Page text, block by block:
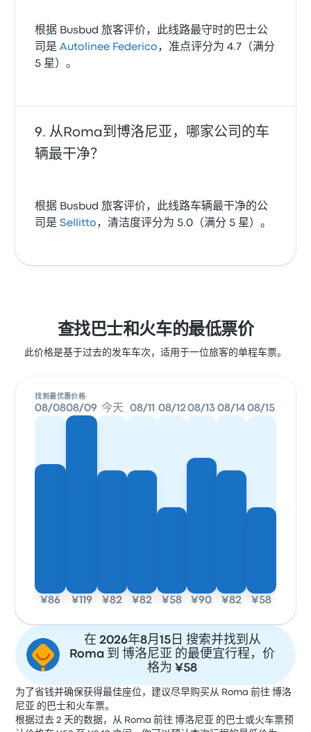
根据 Busbud 旅客评价，此线路最守时的巴士公
司是Autolinee Federico ，准点评分为 4.7（满分
5 星）。
从Roma到博洛尼亚，哪家公司的车
辆最干净？
根据 Busbud 旅客评价，此线路车辆最干净的公
司是Sellitto ，清洁度评分为 5.0（满分 5 星）。
查找巴士和火车的最低票价
此价格是基于过去的发车车次，适用于一位旅客的单程车票。
找到最优惠价格
08/08
¥86
08/09
¥119
今天
¥82
08/11
¥82
08/12
¥58
08/13
¥90
08/14
¥82
08/15
¥58
在 2026年8月15日 搜索并找到从
Roma 到 博洛尼亚 的最便宜行程，价
格为 ¥58
为了省钱并确保获得最佳座位，建议尽早购买从 Roma 前往 博洛
尼亚 的巴士和火车票。
根据过去 2 天的数据，从 Roma 前往 博洛尼亚 的巴士或火车票预